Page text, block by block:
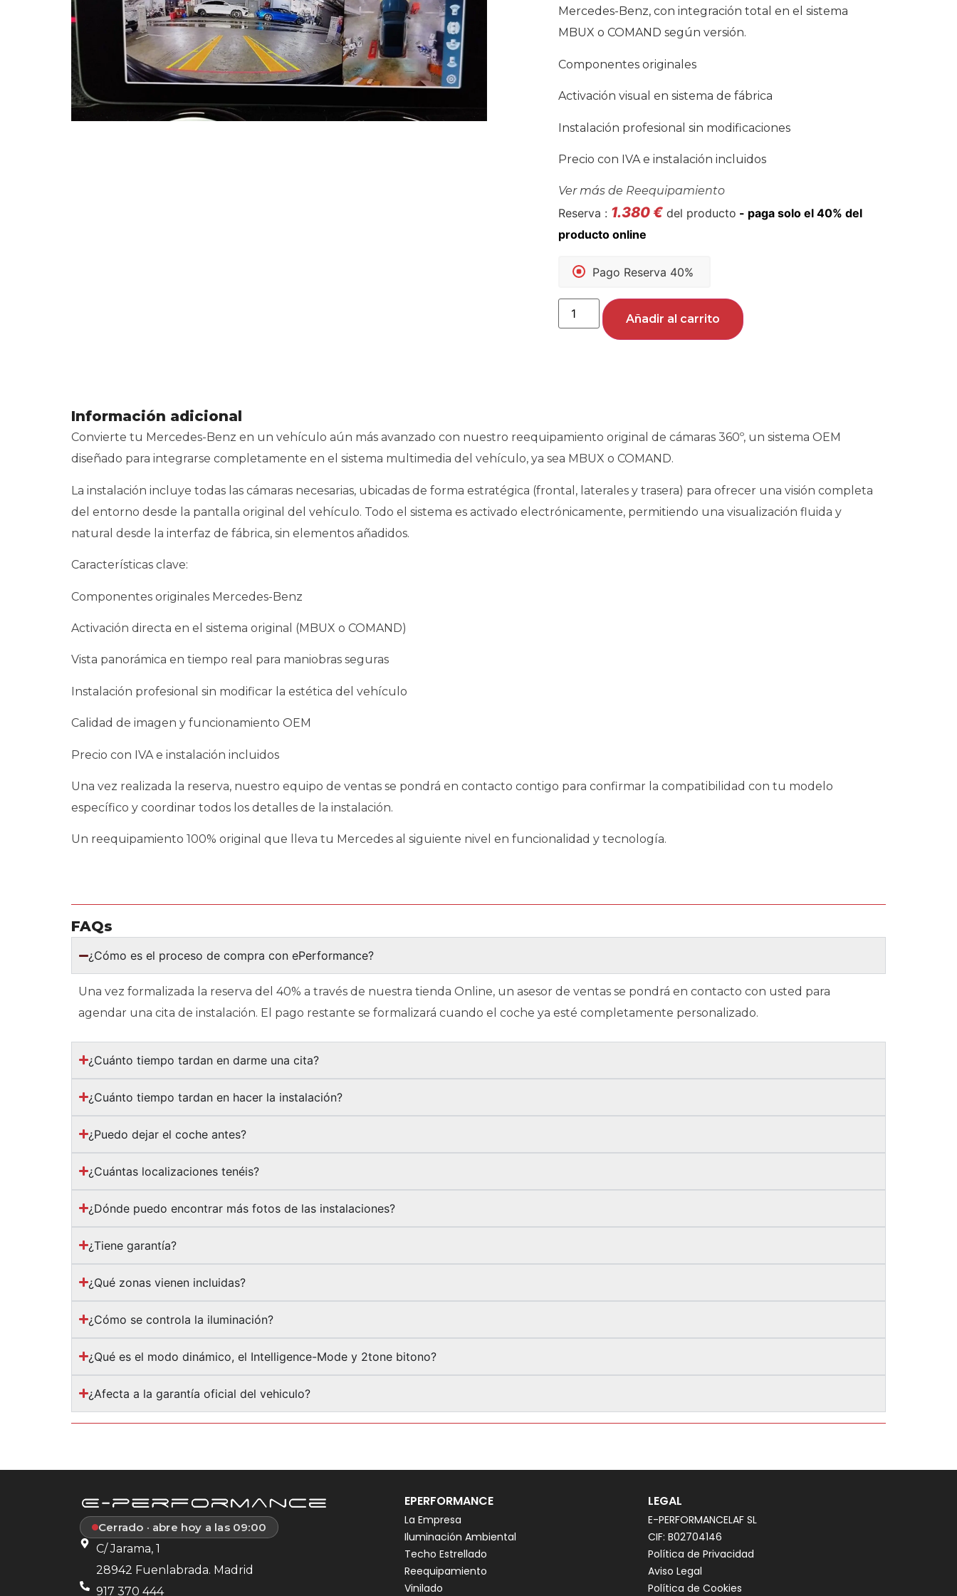
Mercedes-Benz, con integración total en el sistema
MBUX o COMAND según versión.
Componentes originales
Activación visual en sistema de fábrica
Instalación profesional sin modificaciones
Precio con IVA e instalación incluidos
Ver más de Reequipamiento
Reserva : 1.380€ del producto
Pago Reserva 40%
Añadir al carrito
Información adicional
Convierte tu Mercedes-Benz en un vehículo aún más avanzado con nuestro reequipamiento original de cámaras 360º, un sistema OEM
diseñado para integrarse completamente en el sistema multimedia del vehículo, ya sea MBUX o COMAND.
La instalación incluye todas las cámaras necesarias, ubicadas de forma estratégica (frontal, laterales y trasera) para ofrecer una visión completa
del entorno desde la pantalla original del vehículo. Todo el sistema es activado electrónicamente, permitiendo una visualización fluida y
natural desde la interfaz de fábrica, sin elementos añadidos.
Características clave:
Componentes originales Mercedes-Benz
Activación directa en el sistema original (MBUX o COMAND)
Vista panorámica en tiempo real para maniobras seguras
Instalación profesional sin modificar la estética del vehículo
Calidad de imagen y funcionamiento OEM
Precio con IVA e instalación incluidos
Una vez realizada la reserva, nuestro equipo de ventas se pondrá en contacto contigo para confirmar la compatibilidad con tu modelo
específico y coordinar todos los detalles de la instalación.
Un reequipamiento 100% original que lleva tu Mercedes al siguiente nivel en funcionalidad y tecnología.
FAQs
¿Cómo es el proceso de compra con ePerformance?
Una vez formalizada la reserva del 40% a través de nuestra tienda Online, un asesor de ventas se pondrá en contacto con usted para
agendar una cita de instalación. El pago restante se formalizará cuando el coche ya esté completamente personalizado.
¿Cuánto tiempo tardan en darme una cita?
¿Cuánto tiempo tardan en hacer la instalación?
¿Puedo dejar el coche antes?
¿Cuántas localizaciones tenéis?
¿Dónde puedo encontrar más fotos de las instalaciones?
¿Tiene garantía?
¿Qué zonas vienen incluidas?
¿Cómo se controla la iluminación?
¿Qué es el modo dinámico, el Intelligence-Mode y 2tone bitono?
¿Afecta a la garantía oficial del vehiculo?
Cerrado · abre hoy a las 09:00
C/ Jarama, 1
28942 Fuenlabrada. Madrid
917 370 444
EPERFORMANCE
La Empresa
Iluminación Ambiental
Techo Estrellado
Reequipamiento
Vinilado
LEGAL
E-PERFORMANCELAF SL
CIF: B02704146
Política de Privacidad
Aviso Legal
Política de Cookies